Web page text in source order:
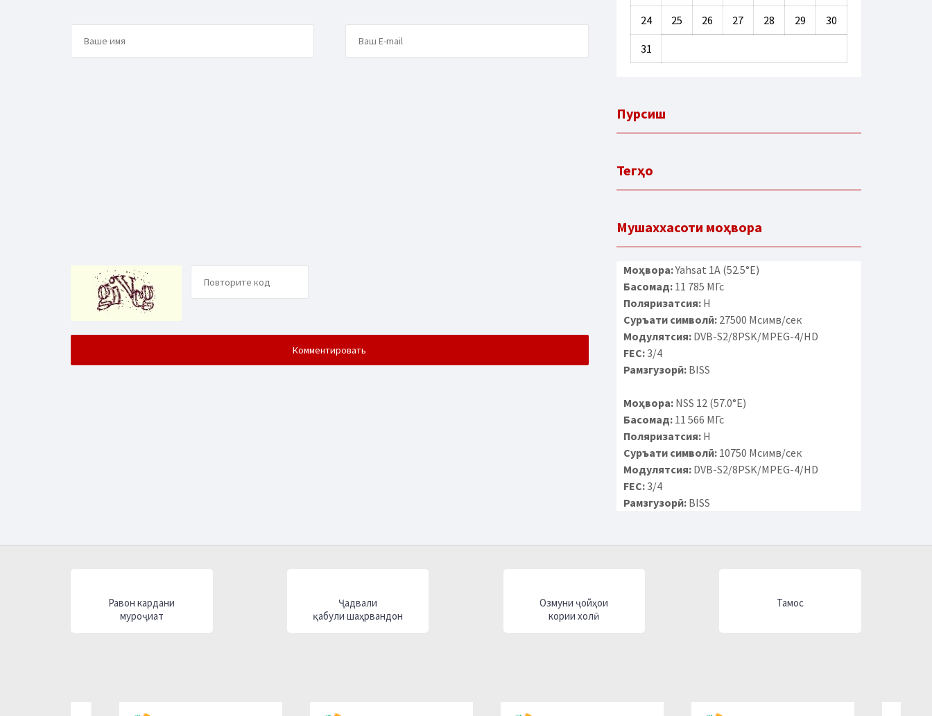
24 25 26 27 28 29 30
31
Пурсиш
Тегҳо
Мушаххасоти моҳвора
Моҳвора:Yahsat 1A (52.5°E)
Басомад:11 785 МГс
Поляризатсия:H
Суръати символӣ:27500 Мсимв/сек
Модулятсия:DVB-S2/8PSK/MPEG-4/HD
FEC:3/4
Рамзгузорӣ:BISS
Моҳвора:NSS 12 (57.0°E)
Басомад:11 566 МГс
Поляризатсия:H
Суръати символӣ:10750 Мсимв/сек
Модулятсия:DVB-S2/8PSK/MPEG-4/HD
FEC:3/4
Рамзгузорӣ:BISS
Равон кардани
муроҷиат
Ҷадвали
қабули шаҳрвандон
Озмуни ҷойҳои
кории холӣ
Тамос